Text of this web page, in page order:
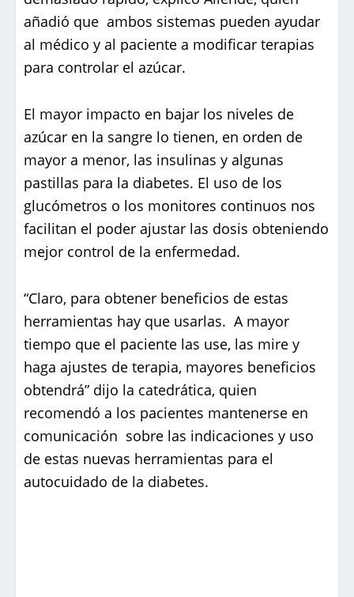
añadió que ambos sistemas pueden ayudar
al médico y al paciente a modificar terapias
para controlar el azúcar.
El mayor impacto en bajar los niveles de
azúcar en la sangre lo tienen, en orden de
mayor a menor, las insulinas y algunas
pastillas para la diabetes. El uso de los
glucómetros o los monitores continuos nos
facilitan el poder ajustar las dosis obteniendo
mejor control de la enfermedad.
“Claro, para obtener beneficios de estas
herramientas hay que usarlas. A mayor
tiempo que el paciente las use, las mire y
haga ajustes de terapia, mayores beneficios
obtendrá” dijo la catedrática, quien
recomendó a los pacientes mantenerse en
comunicación sobre las indicaciones y uso
de estas nuevas herramientas para el
autocuidado de la diabetes.